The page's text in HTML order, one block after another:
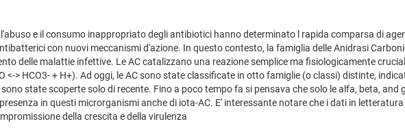
e il consumo inappropriato degli antibiotici hanno determinato l rapida comparsa di
con nuovi meccanismi d'azione. In questo contesto, la famiglia delle Anidrasi
delle malattie infettive. Le AC catalizzano una reazione semplice ma fisiologicamente
<-> HCO3- + H+). Ad oggi, le AC sono state classificate in otto famiglie (o classi) distinte,
state scoperte solo di recente. Fino a poco tempo fa si pensava che solo le alfa, beta,
in questi microrganismi anche di iota-AC. E' interessante notare che i dati in
della crescita e della virulenza